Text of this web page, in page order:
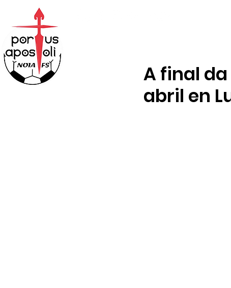
A final da
abril en